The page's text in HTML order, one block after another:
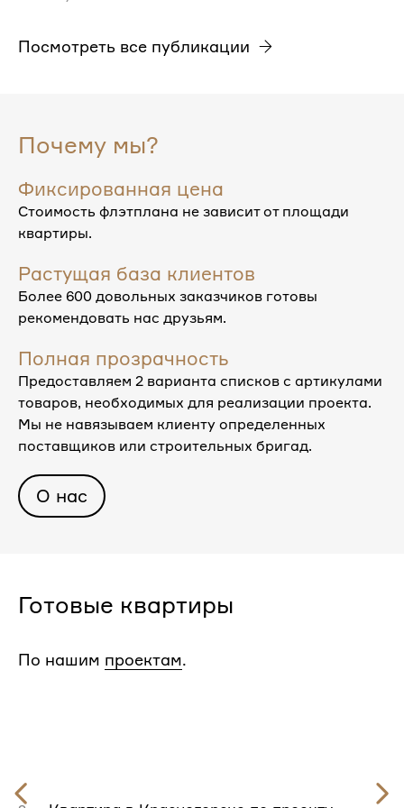
Посмотреть все публикации
Почему мы?
Фиксированная цена
Стоимость флэтплана не зависит от площади
квартиры.
Растущая база клиентов
Более 600 довольных заказчиков готовы
рекомендовать нас друзьям.
Полная прозрачность
Предоставляем 2 варианта списков с артикулами
товаров, необходимых для реализации проекта.
Мы не навязываем клиенту определенных
поставщиков или строительных бригад.
О нас
Готовые квартиры
По нашим проектам.
слайд